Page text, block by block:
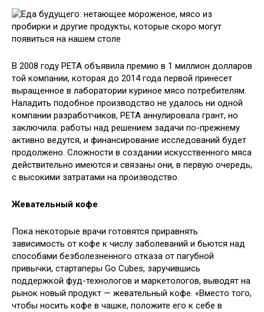
В 2008 году PETA объявила премию в 1 миллион долларов
той компании, которая до 2014 года первой принесет
выращенное в лаборатории куриное мясо потребителям.
Наладить подобное производство не удалось ни одной
компании разработчиков, PETA аннулировала грант, но
заключила: работы над решением задачи по-прежнему
активно ведутся, и финансирование исследований будет
продолжено. Сложности в создании искусственного мяса
действительно имеются и связаны они, в первую очередь,
с высокими затратами на производство.
Жевательный кофе
Пока некоторые врачи готовятся приравнять
зависимость от кофе к числу заболеваний и бьются над
способами безболезненного отказа от пагубной
привычки, стартаперы Go Cubes, заручившись
поддержкой фуд-технологов и маркетологов, выводят на
рынок новый продукт — жевательный кофе. «Вместо того,
чтобы носить кофе в чашке, положите его к себе в